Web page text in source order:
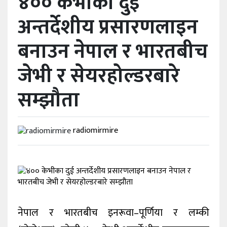
विविध
प्रदेश
अन्तर्देशीय प्रसारणलाइन
बनाउन नेपाल र भारतबीच
जेभी र सेयरहोल्डरबारे
सम्झौता
radiomirmire
नेपाल र भारतबीच इनरूवा–पूर्णिया र लम्की